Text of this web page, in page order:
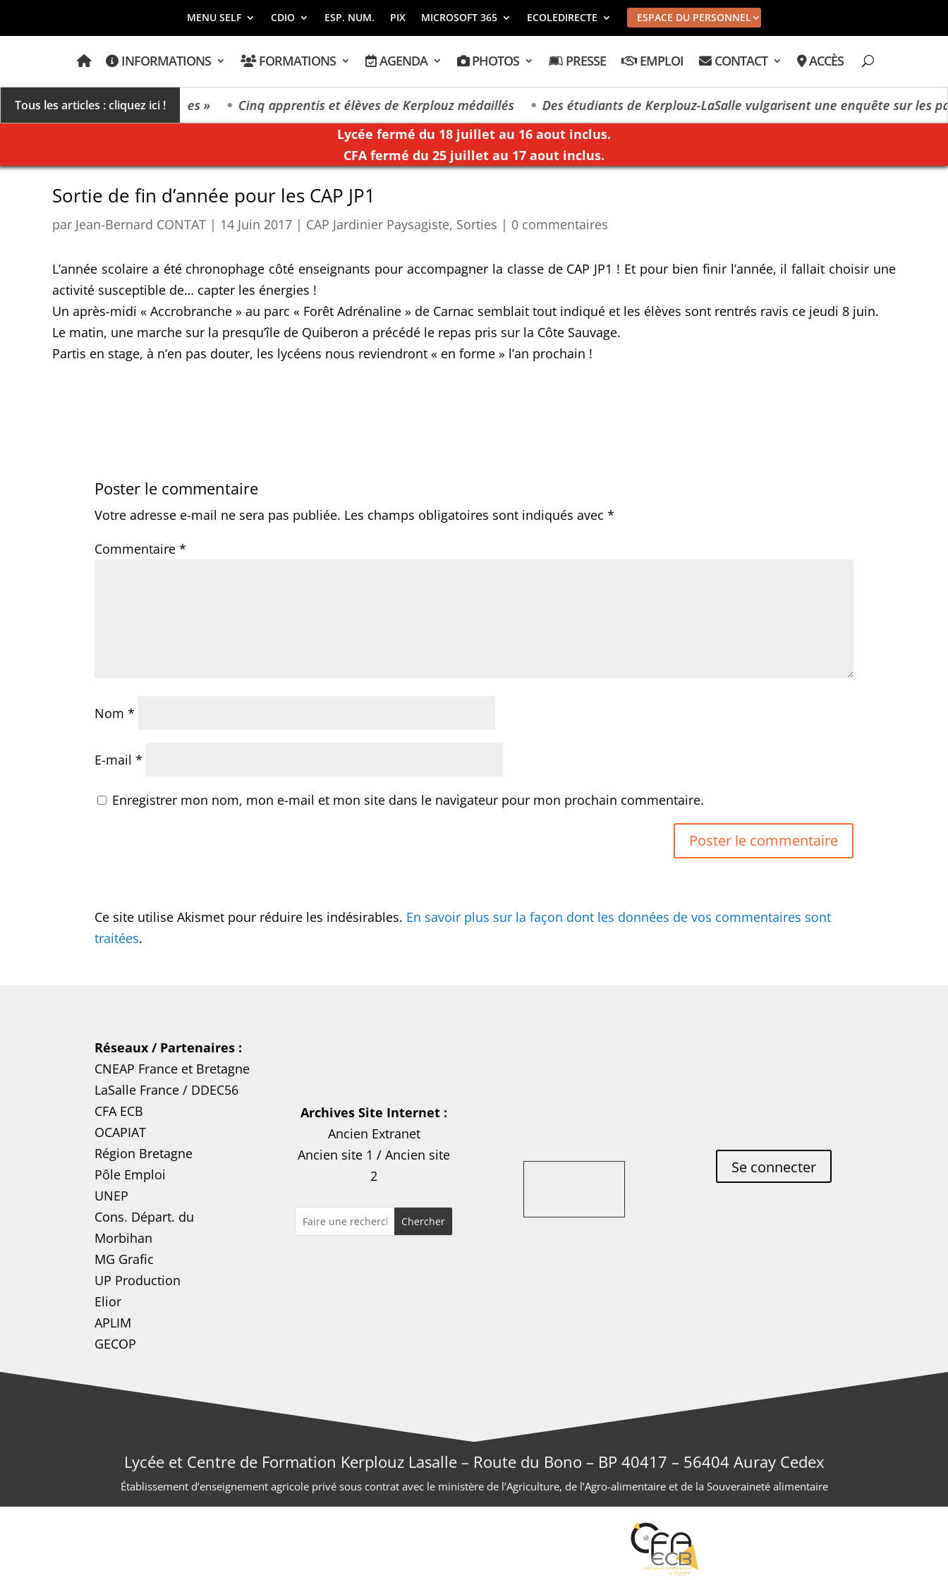
MENU SELF CDIO ESP. NUM. PIX MICROSOFT 365 ECOLEDIRECTE ESPACE DU PERSONNEL
A
U
E
I
L
INFORMATIONS FORMATIONS AGENDA PHOTOS PRESSE EMPLOI CONTACT ACCÈS
Tous les articles : cliquez ici !
un millésime des extrêmes » Cinq apprentis et élèves de Kerplouz médaillés
Des étudiants de Kerplouz-LaSalle vulgarisent une enquête sur les
Lycée fermé du 18 juillet au 16 aout inclus.
CFA fermé du 25 juillet au 17 aout inclus.
Sortie de fin d’année pour les CAP JP1
par Jean-Bernard CONTAT| 14 Juin 2017| CAP Jardinier Paysagiste, Sorties | 0 commentaires
L’année scolaire a été chronophage côté enseignants pour accompagner la classe de CAP JP1 ! Et pour bien finir l’année, il fallait choisir une
activité susceptible de… capter les énergies !
Un après-midi « Accrobranche » au parc « Forêt Adrénaline » de Carnac semblait tout indiqué et les élèves sont rentrés ravis ce jeudi 8 juin.
Le matin, une marche sur la presqu’île de Quiberon a précédé le repas pris sur la Côte Sauvage.
Partis en stage, à n’en pas douter, les lycéens nous reviendront « en forme » l’an prochain !
Poster le commentaire
Votre adresse e-mail ne sera pas publiée. Les champs obligatoires sont indiqués avec*
Commentaire*
Nom*
E-mail*
Enregistrer mon nom, mon e-mail et mon site dans le navigateur pour mon prochain commentaire.
Ce site utilise Akismet pour réduire les indésirables. En savoir plus sur la façon dont les données de vos commentaires sont
traitées.
Réseaux / Partenaires :
CNEAP France et Bretagne
LaSalle France / DDEC56
CFA ECB
OCAPIAT
Région Bretagne
Pôle Emploi
UNEP
Cons. Départ. du
Morbihan
MG Grafic
UP Production
Elior
APLIM
GECOP
Archives Site Internet :
Ancien Extranet
Ancien site 1 /Ancien site
2
Se connecter
Lycée et Centre de Formation Kerplouz Lasalle – Route du Bono – BP 40417 – 56404 Auray Cedex
Établissement d’enseignement agricole privé sous contrat avec le ministère de l’Agriculture, de l’Agro-alimentaire et de la Souveraineté alimentaire